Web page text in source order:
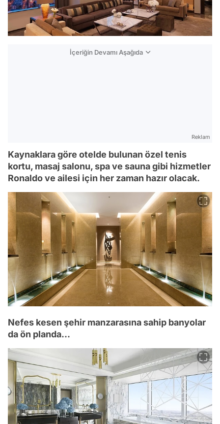
İçeriğin Devamı Aşağıda
Reklam
Kaynaklara göre otelde bulunan özel tenis
kortu, masaj salonu, spa ve sauna gibi hizmetler
Ronaldo ve ailesi için her zaman hazır olacak.
Nefes kesen şehir manzarasına sahip banyolar
da ön planda...